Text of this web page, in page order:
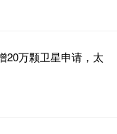
20万颗卫星申请，太